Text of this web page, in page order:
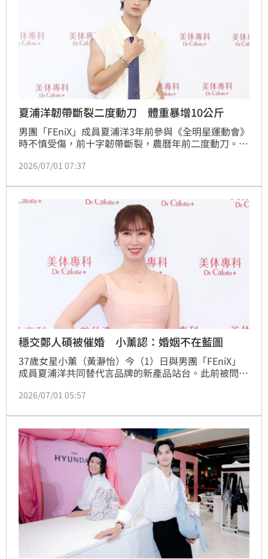
夏浦洋韌帶斷裂二度動刀 體重暴增10公斤
男團「FEniX」成員夏浦洋3年前參與《全明星運動會》
時不慎受傷，前十字韌帶斷裂，農曆年前二度動刀。他
這次的恢復期比較久一點，讓他一度覺得慘了。因為養
精瘦的自己，但身邊工作人員反而認為現在的他更好
看。宋亭誼報導
2026/07/01 07:37
穩交鄭人碩被催婚 小薰認：婚姻不在藍圖
37歲女星小薰（黃瀞怡）今（1）日與男團「FEniX」
成員夏浦洋共同替代言品牌的新產品站台。此前被問到
家綺與吳東諺的婚禮再談，如今白家綺婚禮圓滿落幕，
2026/07/01 05:57